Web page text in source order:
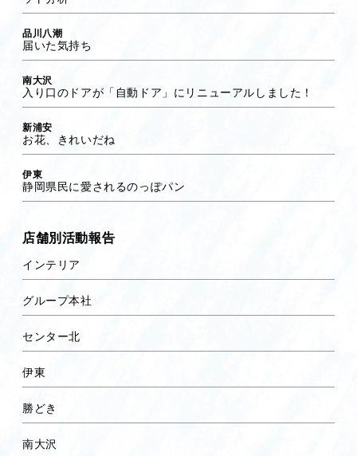
品川八潮
届いた気持ち
南大沢
入り口のドアが「自動ドア」にリニューアルしました！
新浦安
お花、きれいだね
伊東
静岡県民に愛されるのっぽパン
店舗別活動報告
インテリア
グループ本社
センター北
伊東
勝どき
南大沢